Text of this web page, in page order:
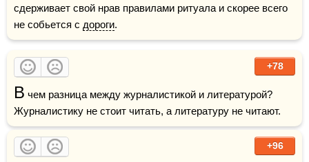
сдерживает свой нрав правилами ритуала и скорее всего
не собьется с дороги.
+78
В чем разница между журналистикой и литературой?
Журналистику не стоит читать, а литературу не читают.
+96